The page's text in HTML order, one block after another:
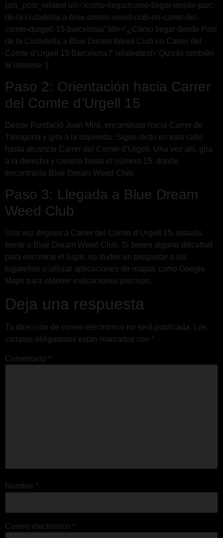
[aib_post_related url=’/como-llegar/como-llegar-desde-parc-
de-la-ciutadella-a-blue-dream-weed-club-en-carrer-del-
comte-durgell-15-barcelona/’ title=’¿Cómo llegar desde Parc
de la Ciutadella a Blue Dream Weed Club en Carrer del
Comte d’Urgell 15 Barcelona?’ relatedtext=’Quizás también
te interese:’]
Paso 2: Orientación hacia Carrer
del Comte d’Urgell 15
Desde Fundació Joan Miró, encamínate hacia Carrer de
Tarragona y gira a la izquierda. Sigue recto en esta calle
hasta alcanzar Carrer del Comte d’Urgell. Una vez allí, gira
a la derecha y camina hasta el número 15, donde
encontrarás Blue Dream Weed Club.
Paso 3: Llegada a Blue Dream
Weed Club
Una vez llegues a Carrer del Comte d’Urgell 15, estarás
frente a Blue Dream Weed Club. Si tienes alguna dificultad
para encontrar el lugar, no dudes en preguntar a los
lugareños o utilizar aplicaciones de mapas como Google
Maps para obtener indicaciones precisas.
Deja una respuesta
Tu dirección de correo electrónico no será publicada.
Los
campos obligatorios están marcados con *
Comentario *
Nombre *
Correo electrónico *